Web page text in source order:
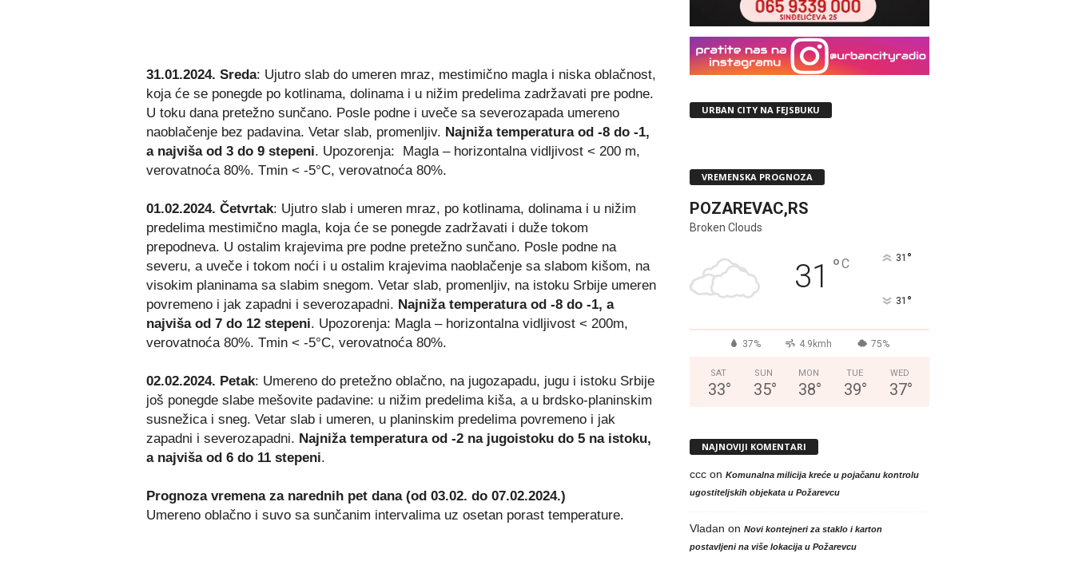
31.01.2024. Sreda: Ujutro slab do umeren mraz, mestimično magla i niska oblačnost,
koja će se ponegde po kotlinama, dolinama i u nižim predelima zadržavati pre podne.
U toku dana pretežno sunčano. Posle podne i uveče sa severozapada umereno
naoblačenje bez padavina. Vetar slab, promenljiv. Najniža temperatura od -8 do -1,
a najviša od 3 do 9 stepeni. Upozorenja: Magla – horizontalna vidljivost < 200 m,
verovatnoća 80%. Tmin < -5°C, verovatnoća 80%.
01.02.2024. Četvrtak: Ujutro slab i umeren mraz, po kotlinama, dolinama i u nižim
predelima mestimično magla, koja će se ponegde zadržavati i duže tokom
prepodneva. U ostalim krajevima pre podne pretežno sunčano. Posle podne na
severu, a uveče i tokom noći i u ostalim krajevima naoblačenje sa slabom kišom, na
visokim planinama sa slabim snegom. Vetar slab, promenljiv, na istoku Srbije umeren
povremeno i jak zapadni i severozapadni. Najniža temperatura od -8 do -1, a
najviša od 7 do 12 stepeni. Upozorenja: Magla – horizontalna vidljivost < 200m,
verovatnoća 80%. Tmin < -5°C, verovatnoća 80%.
02.02.2024. Petak: Umereno do pretežno oblačno, na jugozapadu, jugu i istoku Srbije
još ponegde slabe mešovite padavine: u nižim predelima kiša, a u brdsko-planinskim
susnežica i sneg. Vetar slab i umeren, u planinskim predelima povremeno i jak
zapadni i severozapadni. Najniža temperatura od -2 na jugoistoku do 5 na istoku,
a najviša od 6 do 11 stepeni.
Prognoza vremena za narednih pet dana (od 03.02. do 07.02.2024.)
Umereno oblačno i suvo sa sunčanim intervalima uz osetan porast temperature.
URBAN CITY NA FEJSBUKU
VREMENSKA PROGNOZA
POZAREVAC,RS
Broken Clouds
31 °C 31 °
31 °
37% 4.9kmh 75%
SAT
33°
SUN
35°
MON
38°
TUE
39°
WED
37°
NAJNOVIJI KOMENTARI
cccon Komunalna milicija kreće u pojačanu kontrolu
ugostiteljskih objekata u Požarevcu
Vladan on Novi kontejneri za staklo i karton
postavljeni na više lokacija u Požarevcu